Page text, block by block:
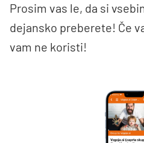
Prosim vas le, da si
dejansko preberete! Če
vam ne koristi!